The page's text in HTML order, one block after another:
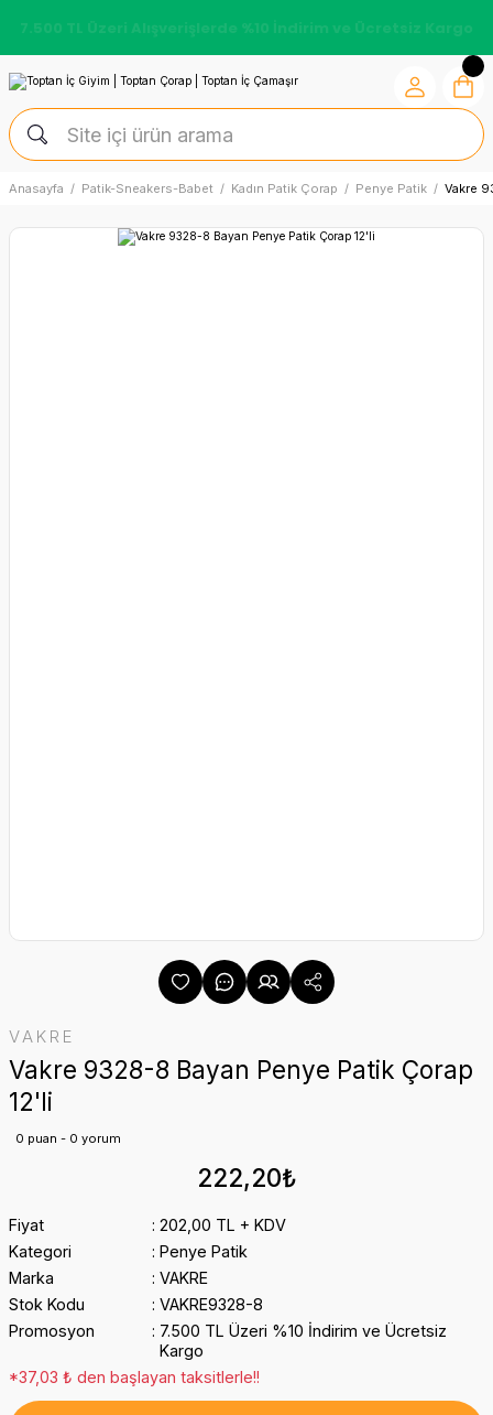
7.500 TL Üzeri Alışverişlerde %10 İndirim ve Ücretsiz Kargo
Anasayfa Patik-Sneakers-Babet Kadın Patik Çorap Penye Patik Vakre
VAKRE
Vakre 9328-8 Bayan Penye Patik Çorap
12'li
0 puan - 0 yorum
222,20₺
Fiyat
202,00 TL + KDV
Kategori
Penye Patik
Marka
VAKRE
Stok Kodu
VAKRE9328-8
Promosyon
7.500 TL Üzeri %10 İndirim ve Ücretsiz
Kargo
*37,03 ₺ den başlayan taksitlerle!!